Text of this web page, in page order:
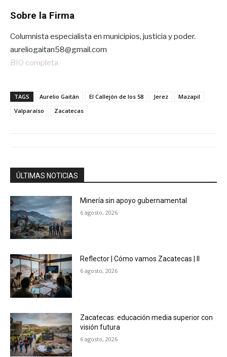
Sobre la Firma
Columnista especialista en municipios, justicia y poder.
aureliogaitan58@gmail.com
BIO completa
TAGS Aurelio Gaitán El Callejón de los 58 Jerez
Mazapil
Valparaíso
Zacatecas
ÚLTIMAS NOTICIAS
Minería sin apoyo gubernamental
6 agosto, 2026
Reflector | Cómo vamos Zacatecas | II
6 agosto, 2026
Zacatecas: educación media superior con
visión futura
6 agosto, 2026